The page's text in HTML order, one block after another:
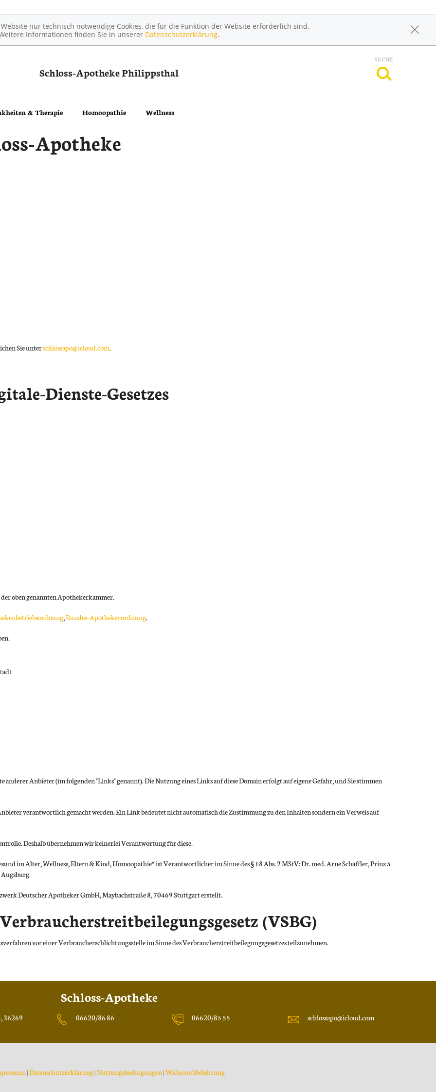
nur technisch notwendige Cookies, die für die Funktion der Website erforderlich sind.
Informationen finden Sie in unserer Datenschutzerklärung.
Schloss-ApothekePhilippsthal
SUCHE
& Therapie Homöopathie Wellness
Apotheke
Sie unterschlossapo@icloud.com.
Dienste-Gesetzes
oben genannten Apothekerkammer.
,Bundes-Apothekerordnung.
Anbieter (im folgenden "Links" genannt). Die Nutzung eines Links auf diese Domain erfolgt auf eigene Gefahr, und Sie stimmen
verantwortlich gemacht werden. Ein Link bedeutet nicht automatisch die Zustimmung zu den Inhalten sondern ein Verweis auf
Deshalb übernehmen wir keinerlei Verantwortung für diese.
im Alter, Wellness, Eltern & Kind, Homöopathie“ ist Verantwortlicher im Sinne des § 18 Abs. 2 MStV: Dr. med. Arne Schäffler, Prinz 5
Deutscher Apotheker GmbH, Maybachstraße 8, 70469 Stuttgart erstellt.
(VSBG)
vor einer Verbraucherschlichtungsstelle im Sinne des Verbraucherstreitbeilegungsgesetzes teilzunehmen.
Schloss-Apotheke
36269
06620/86 86 06620/85 55 schlossapo@icloud.com
|Datenschutzerklärung|Nutzungsbedingungen|Widerrufsbelehrung